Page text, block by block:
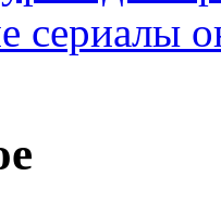
сериалы